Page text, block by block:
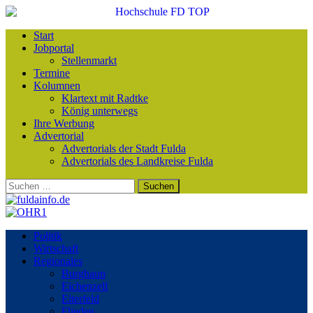
Start
Jobportal
Stellenmarkt
Termine
Kolumnen
Klartext mit Radtke
König unterwegs
Ihre Werbung
Advertorial
Advertorials der Stadt Fulda
Advertorials des Landkreise Fulda
Suchen
nach:
Politik
Wirtschaft
Regionales
Burghaun
Eichenzell
Eiterfeld